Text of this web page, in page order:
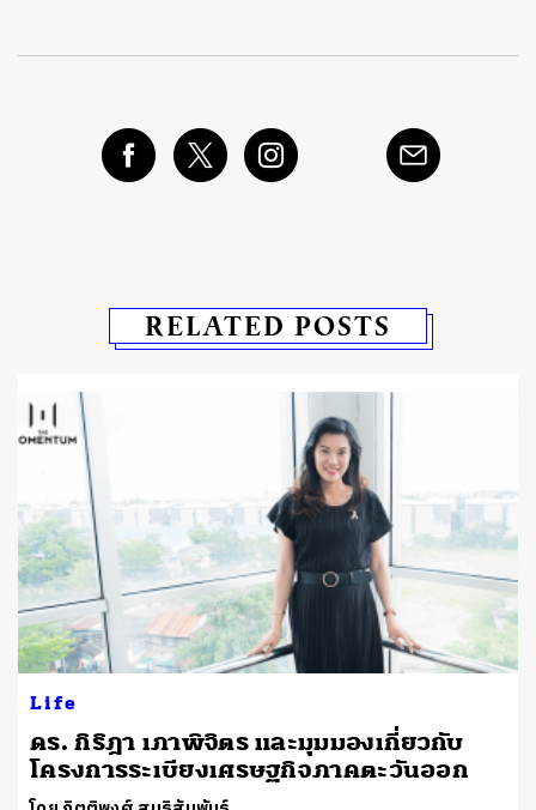
RELATED POSTS
Life
​ดร. กิริฎา เภาพิจิตร และมุมมองเกี่ยวกับ
โครงการระเบียงเศรษฐกิจภาคตะวันออก